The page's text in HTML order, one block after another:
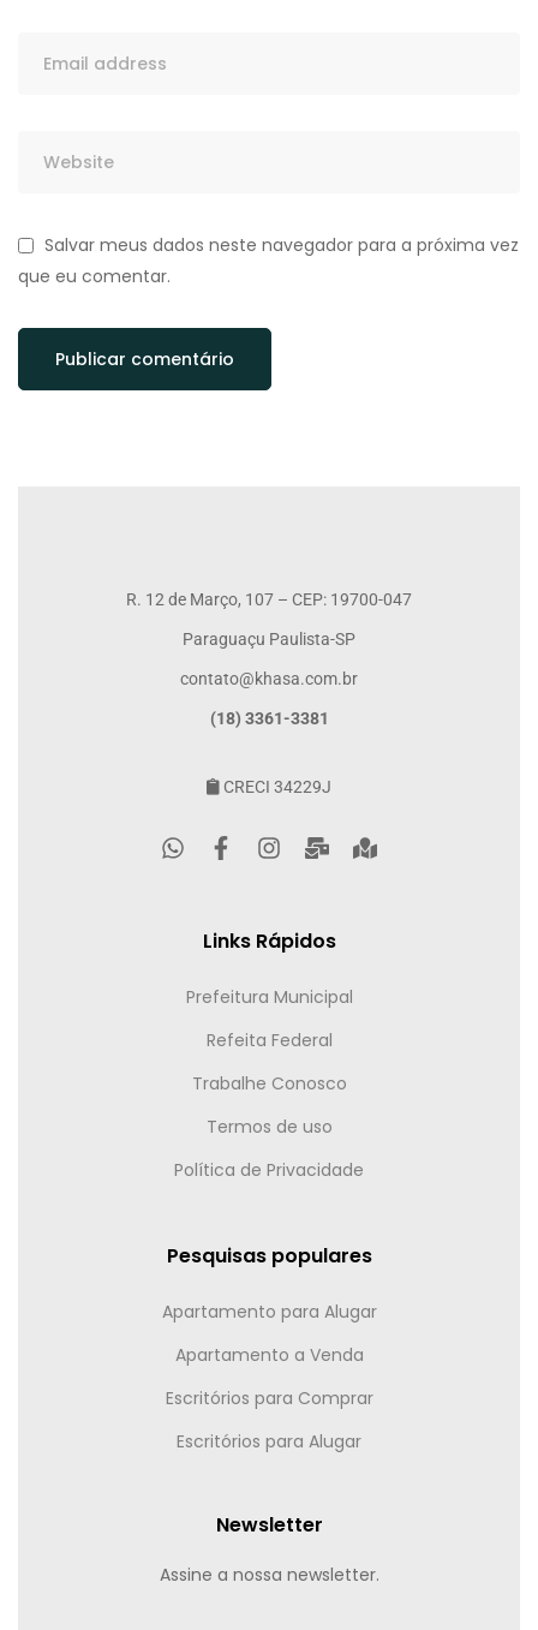
Salvar meus dados neste navegador para a próxima vez
que eu comentar.
R. 12 de Março, 107 – CEP: 19700-047
Paraguaçu Paulista-SP
contato@khasa.com.br
(18) 3361-3381
CRECI 34229J
Links Rápidos
Prefeitura Municipal
Refeita Federal
Trabalhe Conosco
Termos de uso
Política de Privacidade
Pesquisas populares
Apartamento para Alugar
Apartamento a Venda
Escritórios para Comprar
Escritórios para Alugar
Newsletter
Assine a nossa newsletter.